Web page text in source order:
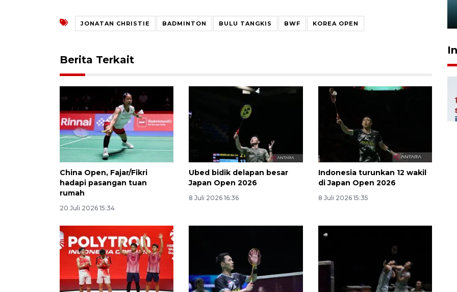
JONATAN CHRISTIE BADMINTON BULU TANGKIS BWF KOREA OPEN
Berita Terkait
China Open, Fajar/Fikri
hadapi pasangan tuan
rumah
20 Juli 2026 15:34
Ubed bidik delapan besar
Japan Open 2026
8 Juli 2026 16:36
Indonesia turunkan 12 wakil
di Japan Open 2026
8 Juli 2026 15:35
5 Agustus 2026 23:10